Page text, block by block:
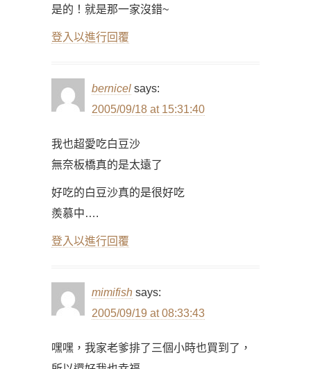
是的！就是那一家沒錯~
登入以進行回覆
bernicel says:
2005/09/18 at 15:31:40
我也超愛吃白豆沙
無奈板橋真的是太遠了
好吃的白豆沙真的是很好吃
羨慕中….
登入以進行回覆
mimifish says:
2005/09/19 at 08:33:43
嘿嘿，我家老爹排了三個小時也買到了，